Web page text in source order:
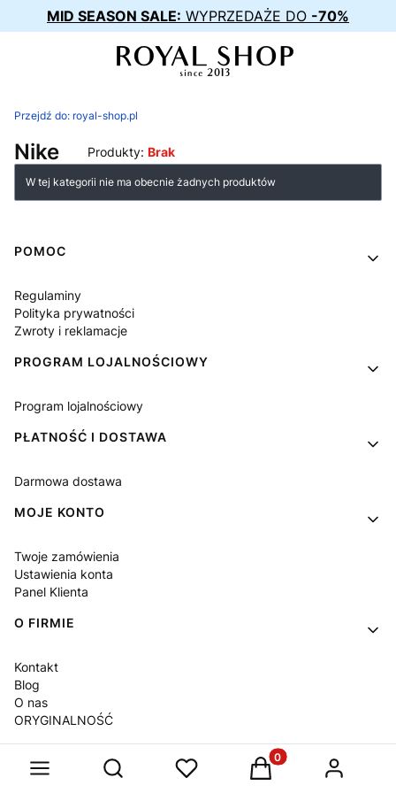
MID SEASON SALE: WYPRZEDAŻE DO -70%
Otwórz wyszukiwarkę Produkty w koszyku:
Przejdź do: royal-shop.pl
Nike Produkty: Brak
Lista produktów
W tej kategorii nie ma obecnie żadnych produktów
Linki w stopce
POMOC
Regulaminy
Polityka prywatności
Zwroty i reklamacje
PROGRAM LOJALNOŚCIOWY
Program lojalnościowy
PŁATNOŚĆ I DOSTAWA
Darmowa dostawa
MOJE KONTO
Twoje zamówienia
Ustawienia konta
Panel Klienta
O FIRMIE
Kontakt
Blog
O nas
ORYGINALNOŚĆ
Sklep internetowy Shoper Premium